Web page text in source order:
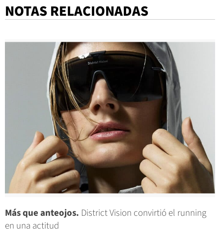
NOTAS RELACIONADAS
Más que anteojos. District Vision convirtió el running
en una actitud